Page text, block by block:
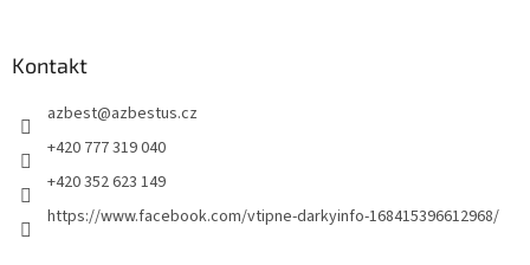
Kontakt
azbest@azbestus.cz
+420 777 319 040
+420 352 623 149
https://www.facebook.com/vtipne-darkyinfo-168415396612968/